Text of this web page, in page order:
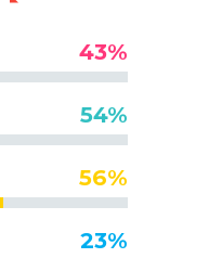
43%
54%
56%
23%